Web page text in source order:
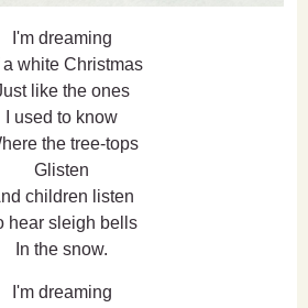
I'm dreaming
a white Christmas
like the ones
I used to know
the tree-tops
Glisten
children listen
hear sleigh bells
In the snow.
I'm dreaming